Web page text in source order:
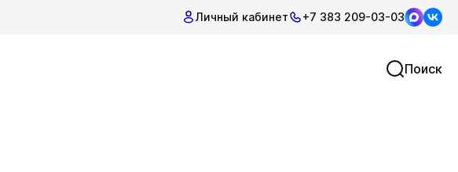
Личный кабинет +7 383 209-03-03
Поиск